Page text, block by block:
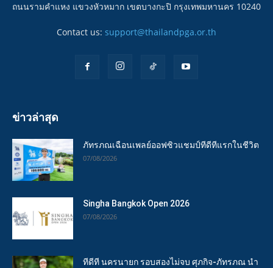
ถนนรามคำแหง แขวงหัวหมาก เขตบางกะปิ กรุงเทพมหานคร 10240
Contact us: support@thailandpga.or.th
ข่าวล่าสุด
ภัทรภณเฉือนเพลย์ออฟซิวแชมป์ทีดีทีแรกในชีวิต
07/08/2026
Singha Bangkok Open 2026
07/08/2026
ทีดีที นครนายก รอบสองไม่จบ ศุภกิจ-ภัทรภณ นำ